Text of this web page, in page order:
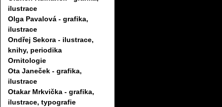
ilustrace
Olga Pavalová - grafika,
ilustrace
Ondřej Sekora - ilustrace,
knihy, periodika
Ornitologie
Ota Janeček - grafika,
ilustrace
Otakar Mrkvička - grafika,
ilustrace, typografie